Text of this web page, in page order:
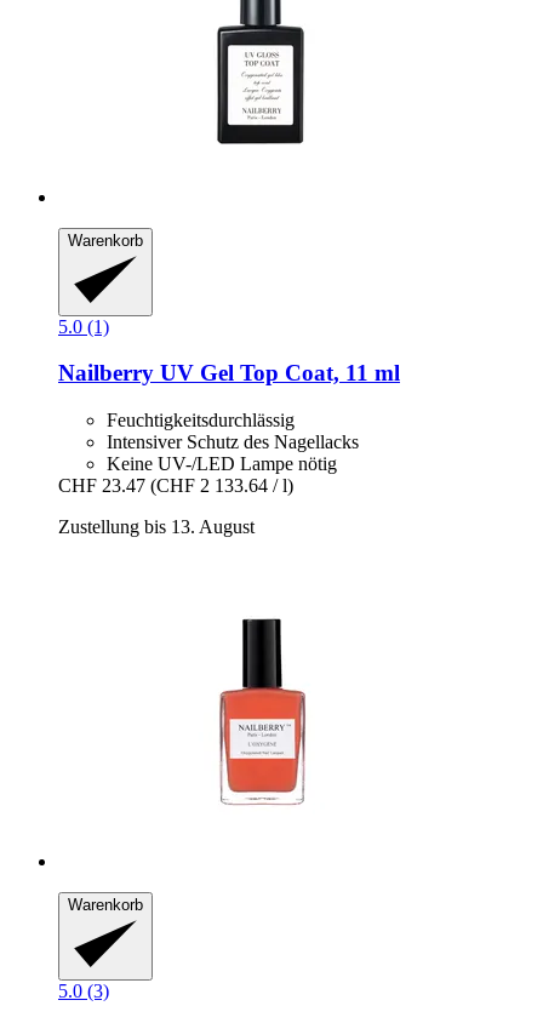
Warenkorb
5.0 (1)
Nailberry UV Gel Top Coat, 11 ml
Feuchtigkeitsdurchlässig
Intensiver Schutz des Nagellacks
Keine UV-/LED Lampe nötig
CHF 23.47 (CHF 2 133.64 / l)
Zustellung bis 13. August
Warenkorb
5.0 (3)